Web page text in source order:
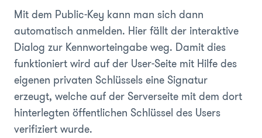
Mit dem Public-Key kann man sich dann
automatisch anmelden. Hier fällt der interaktive
Dialog zur Kennworteingabe weg. Damit dies
funktioniert wird auf der User-Seite mit Hilfe des
eigenen privaten Schlüssels eine Signatur
erzeugt, welche auf der Serverseite mit dem dort
hinterlegten öffentlichen Schlüssel des Users
verifiziert wurde.